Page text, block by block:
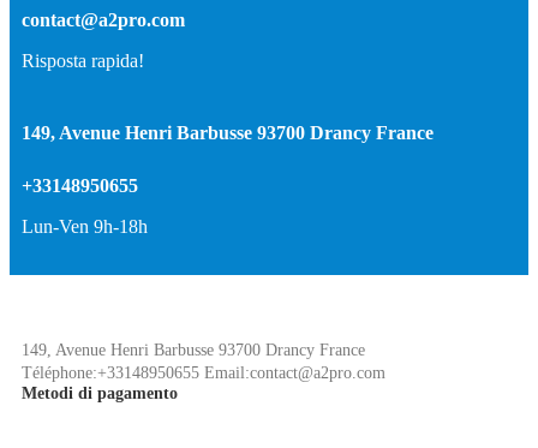
contact@a2pro.com
Risposta rapida!
149, Avenue Henri Barbusse 93700 Drancy France
+33148950655
Lun-Ven 9h-18h
149, Avenue Henri Barbusse 93700 Drancy France
Téléphone:+33148950655 Email:contact@a2pro.com
Metodi di pagamento